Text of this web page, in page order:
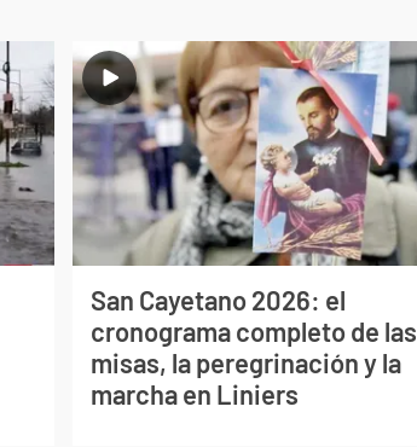
San Cayetano 2026: el
cronograma completo de las
misas, la peregrinación y la
marcha en Liniers